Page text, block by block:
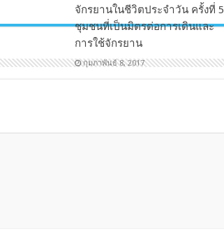
จักรยานในชีวิตประจำวัน ครั้งที่ 5
ชุมชนที่เป็นมิตรต่อการเดินและ
การใช้จักรยาน
กุมภาพันธ์ 8, 2017